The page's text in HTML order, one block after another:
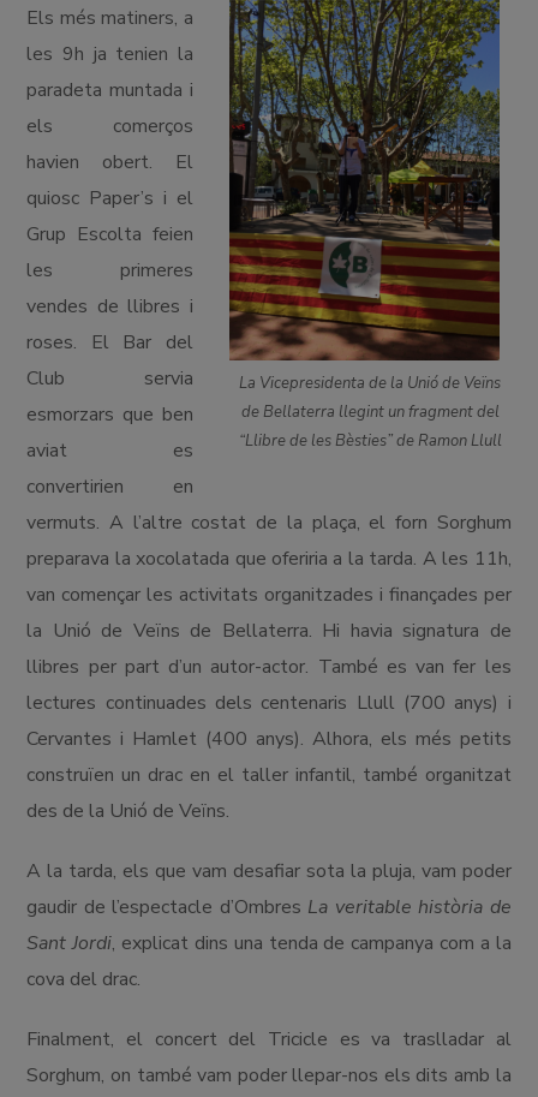
La Vicepresidenta de la Unió de Veïns
de Bellaterra llegint un fragment del
“Llibre de les Bèsties” de Ramon Llull
Els més matiners, a
les 9h ja tenien la
paradeta muntada i
els comerços
havien obert. El
quiosc Paper’s i el
Grup Escolta feien
les primeres
vendes de llibres i
roses. El Bar del
Club servia
esmorzars que ben
aviat es
convertirien en
vermuts. A l’altre costat de la plaça, el forn Sorghum
preparava la xocolatada que oferiria a la tarda. A les 11h,
van començar les activitats organitzades i finançades per
la Unió de Veïns de Bellaterra. Hi havia signatura de
llibres per part d’un autor-actor. També es van fer les
lectures continuades dels centenaris Llull (700 anys) i
Cervantes i Hamlet (400 anys). Alhora, els més petits
construïen un drac en el taller infantil, també organitzat
des de la Unió de Veïns.
A la tarda, els que vam desafiar sota la pluja, vam poder
gaudir de l’espectacle d’Ombres La veritable història de
Sant Jordi, explicat dins una tenda de campanya com a la
cova del drac.
Finalment, el concert del Tricicle es va traslladar al
Sorghum, on també vam poder llepar-nos els dits amb la